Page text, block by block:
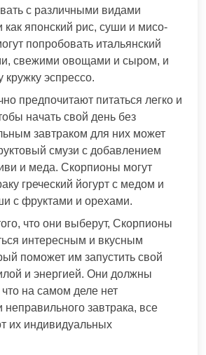
с различными видами
как японский рис, суши и мисо-
попробовать итальянский
свежими овощами и сыром, и
кружку эспрессо.
предпочитают питаться легко и
начать свой день без
завтраком для них может
смузи с добавлением
и меда. Скорпионы могут
греческий йогурт с медом и
с фруктами и орехами.
что они выберут, Скорпионы
интересным и вкусным
поможет им запустить свой
и энергией. Они должны
на самом деле нет
неправильного завтрака, все
их индивидуальных